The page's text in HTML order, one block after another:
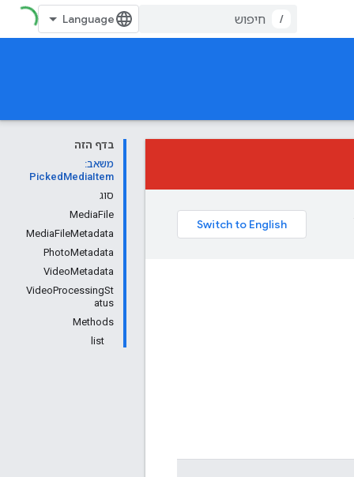
/
בדף הזה
משאב:
PickedMediaItem
סוג
MediaFile
MediaFileMetadata
PhotoMetadata
VideoMetadata
VideoProcessingSt
atus
Methods
list